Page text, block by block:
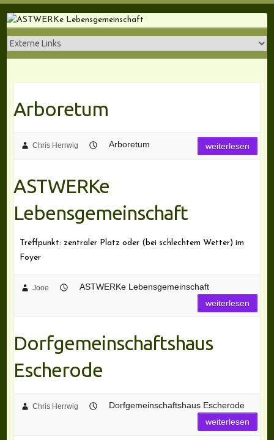
to
content
Arboretum
Chris Herrwig Arboretum weiterlesen
ASTWERKe
Lebensgemeinschaft
Treffpunkt: zentraler Platz oder (bei schlechtem Wetter) im
Foyer
Jooe
ASTWERKe Lebensgemeinschaft
weiterlesen
Dorfgemeinschaftshaus
Escherode
Chris Herrwig
Dorfgemeinschaftshaus Escherode
weiterlesen